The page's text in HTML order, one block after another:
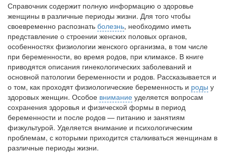
Справочник содержит полную информацию о здоровье
женщины в различные периоды жизни. Для того чтобы
своевременно распознать болезнь, необходимо иметь
представление о строении женских половых органов,
особенностях физиологии женского организма, в том числе
при беременности, во время родов, при климаксе. В книге
приводятся описа­ния гинекологических заболеваний и
основной патологии беременности и родов. Рассказывается и
о том, как проходят физиологические бере­менность и роды у
здоровых женщин. Особое внимание уделяется во­просам
сохранения здоровья и физической формы в период
беременно­сти и после родов — питанию и занятиям
физкультурой. Уделяется внимание и психологическим
проблемам, с которыми приходится стал­киваться женщинам в
различные периоды жизни.